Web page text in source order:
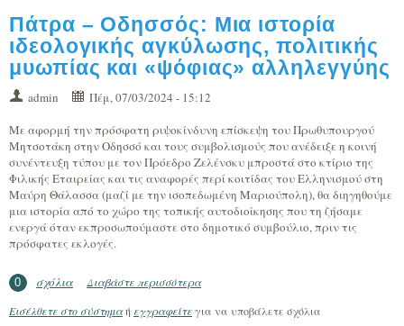
Πάτρα – Οδησσός: Μια ιστορία
ιδεολογικής αγκύλωσης, πολιτικής
μυωπίας και «ψόφιας» αλληλεγγύης
admin
Πέμ, 07/03/2024 - 15:12
Με αφορμή την πρόσφατη ριψοκίνδυνη επίσκεψη του Πρωθυπουργού
Μητσοτάκη στην Οδησσό και τους συμβολισμούς που ανέδειξε η κοινή
συνέντευξη τύπου με τον Πρόεδρο Ζελένσκυ μπροστά στο κτίριο της
Φιλικής Εταιρείας και τις αναφορές περί κοιτίδας του Ελληνισμού στη
Μαύρη Θάλασσα (μαζί με την ισοπεδωμένη Μαριούπολη), θα διηγηθούμε
μια ιστορία από το χώρο της τοπικής αυτοδιοίκησης που τη ζήσαμε
ενεργά όταν εκπροσωπούμαστε στο δημοτικό συμβούλιο, πριν τις
πρόσφατες εκλογές.
0 σχόλια Διαβάστε περισσότεραγια Πάτρα – Οδησσός: Μια ιστορία
και «ψόφιας» αλληλεγγύης
Εισέλθετε στο σύστημαή εγγραφείτεγια να υποβάλετε σχόλια